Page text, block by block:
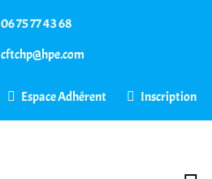
06 75 77 43 68
cftchp@hpe.com
Espace Adhérent Inscription